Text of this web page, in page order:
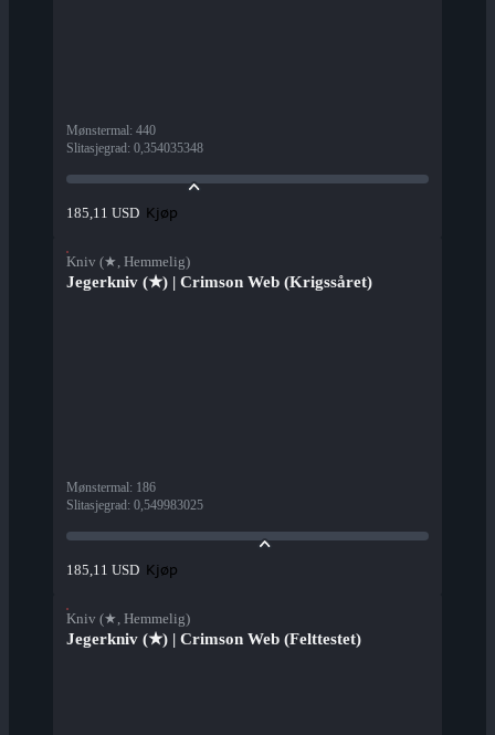
Mønstermal: 440
Slitasjegrad: 0,354035348
185,11 USD Kjøp
Kniv (★, Hemmelig)
Jegerkniv (★) | Crimson Web (Krigssåret)
Mønstermal: 186
Slitasjegrad: 0,549983025
185,11 USD Kjøp
Kniv (★, Hemmelig)
Jegerkniv (★) | Crimson Web (Felttestet)